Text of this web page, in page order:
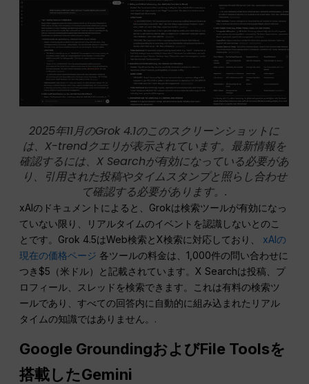
2025年11月のGrok 4.1のこのスクリーンショットに
は、X-trendクエリが表示されています。最新情報を
確認するには、X Searchが有効になっている必要があ
り、引用された投稿やタイムスタンプと照らし合わせ
て確認する必要があります。.
xAIのドキュメントによると、Grokは検索ツールが有効になっ
ていない限り、リアルタイムのイベントを認識しないとのこ
とです。Grok 4.5はWeb検索とX検索に対応しており、 xAIの
現在の価格ページ 各ツールの料金は、1,000件の問い合わせに
つき$5（米ドル）と記載されています。X Searchは投稿、プ
ロフィール、スレッドを検索できます。これは有料の検索ツ
ールであり、すべての回答内に自動的に組み込まれたリアル
タイムの知識ではありません。.
Google GroundingおよびFile Toolsを
搭載したGemini